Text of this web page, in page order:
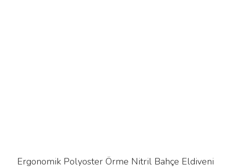
Ergonomik Polyoster Örme Nitril Bahçe Eldiveni